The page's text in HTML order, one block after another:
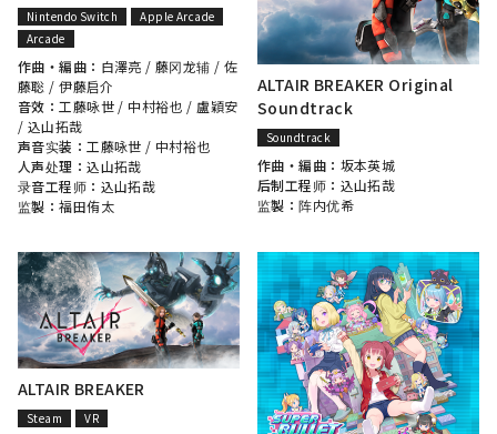
Nintendo Switch
Apple Arcade
Arcade
作曲・編曲： 白澤亮 /藤冈龙辅 /佐
藤聡 /伊藤启介
音效：工藤咏世/ 中村裕也 / 盧穎安
/ 込山拓哉
声音实装：工藤咏世 / 中村裕也
人声处理：込山拓哉
录音工程师： 込山拓哉
监製：福田侑太
ALTAIR BREAKER Original
Soundtrack
Soundtrack
作曲・編曲： 坂本英城
后制工程师： 込山拓哉
监製：阵内优希
ALTAIR BREAKER
Steam VR